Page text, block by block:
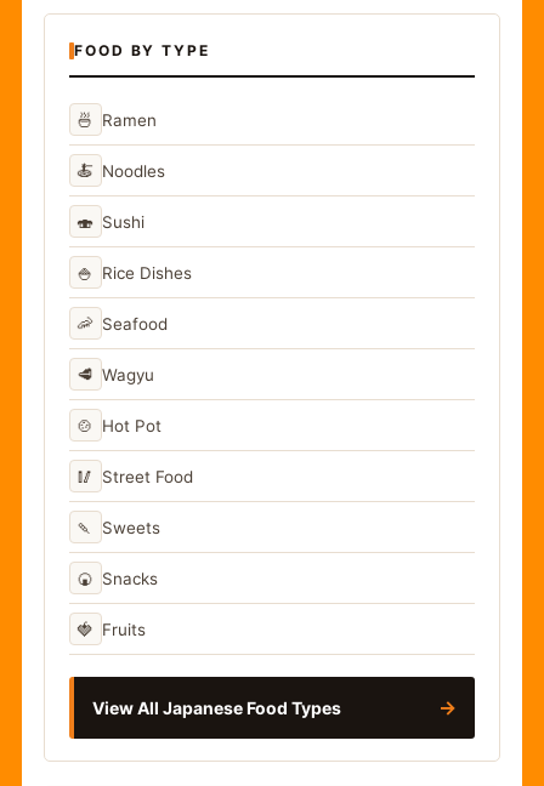
FOOD BY TYPE
🍜 Ramen
🍝 Noodles
🍣 Sushi
🍚 Rice Dishes
🦐 Seafood
🥩 Wagyu
🍲 Hot Pot
🥢 Street Food
🍡 Sweets
🍘 Snacks
🍓 Fruits
View All Japanese Food Types →